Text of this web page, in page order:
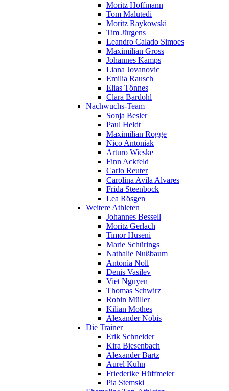
Moritz Hoffmann
Tom Malutedi
Moritz Raykowski
Tim Jürgens
Leandro Calado Simoes
Maximilian Gross
Johannes Kamps
Liana Jovanovic
Emilia Rausch
Elias Tönnes
Clara Bardohl
Nachwuchs-Team
Sonja Besler
Paul Heldt
Maximilian Rogge
Nico Antoniak
Arturo Wieske
Finn Ackfeld
Carlo Reuter
Carolina Avila Alvares
Frida Steenbock
Lea Rösgen
Weitere Athleten
Johannes Bessell
Moritz Gerlach
Timor Huseni
Marie Schürings
Nathalie Nußbaum
Antonia Noll
Denis Vasilev
Viet Nguyen
Thomas Schwirz
Robin Müller
Kilian Mothes
Alexander Nobis
Die Trainer
Erik Schneider
Kira Biesenbach
Alexander Bartz
Aurel Kuhn
Friederike Hüffmeier
Pia Stemski